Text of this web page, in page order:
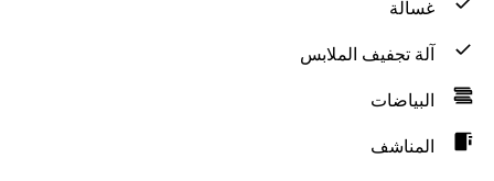
غسالة
آلة تجفيف الملابس
البياضات
المناشف